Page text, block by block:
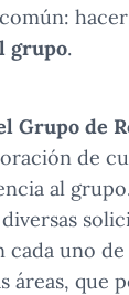
grupo.
Grupo de
de
al
uno
áreas, que